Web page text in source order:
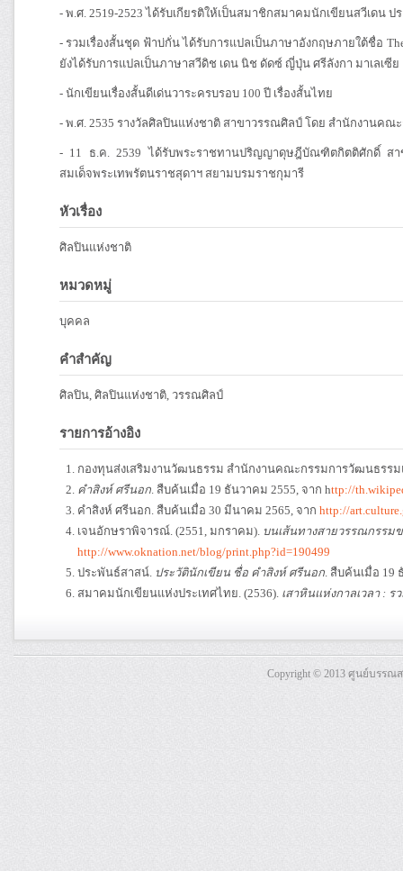
- พ.ศ. 2519-2523 ได้รับเกียรติให้เป็นสมาชิกสมาคมนักเขียนสวีเดน
- รวมเรื่องสั้นชุด ฟ้าบ่กั่น ได้รับการแปลเป็นภาษาอังกฤษภายใต้ชื่อ
ยังได้รับการแปลเป็นภาษาสวีดิช เดน นิช ดัดซ์ ญี่ปุ่น ศรีลังกา มาเลเซีย
- นักเขียนเรื่องสั้นดีเด่นวาระครบรอบ 100 ปี เรื่องสั้นไทย
- พ.ศ. 2535 รางวัลศิลปินแห่งชาติ สาขาวรรณศิลป์ โดย สำนักงานค
- 11 ธ.ค. 2539 ได้รับพระราชทานปริญญาดุษฎีบัณฑิตกิตติศักดิ์ สา
สมเด็จพระเทพรัตนราชสุดาฯ สยามบรมราชกุมารี
หัวเรื่อง
ศิลปินแห่งชาติ
หมวดหมู่
บุคคล
คำสำคัญ
ศิลปิน, ศิลปินแห่งชาติ, วรรณศิลป์
รายการอ้างอิง
กองทุนส่งเสริมงานวัฒนธรรม สำนักงานคณะกรรมการวัฒนธรร
คำสิงห์ ศรีนอก. สืบค้นเมื่อ 19 ธันวาคม 2555, จาก http://
คำสิงห์ ศรีนอก. สืบค้นเมื่อ 30 มีนาคม 2565, จาก http://
เจนอักษราพิจารณ์. (2551, มกราคม). บนเส้นทางสายวรรณกรรม
http://www.oknation.net/blog/print.php?id=190499
ประพันธ์สาสน์. ประวัตินักเขียน ชื่อ คำสิงห์ ศรีนอก. สืบค้นเมื่อ 19
สมาคมนักเขียนแห่งประเทศไทย. (2536). เสาหินแห่งกาลเวลา :
Copyright © 2013 ศูนย์บรร